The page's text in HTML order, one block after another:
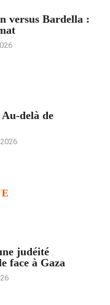
versus Bardella :
delà de
judéité
face à Gaza